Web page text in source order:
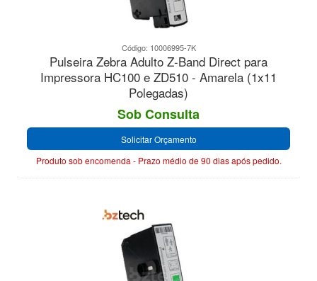
Código: 10006995-7K
Pulseira Zebra Adulto Z-Band Direct para
Impressora HC100 e ZD510 - Amarela (1x11
Polegadas)
Sob Consulta
Solicitar Orçamento
Produto sob encomenda - Prazo médio de 90 dias após pedido.